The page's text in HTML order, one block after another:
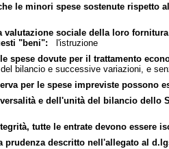
le minori spese sostenute
valutazione sociale della loro
"beni": l'istruzione
spese dovute per il trattamento
bilancio e successive variazioni, e
per le spese impreviste possono
e dell'unità del bilancio dello
tutte le entrate devono essere
descritto nell'allegato al